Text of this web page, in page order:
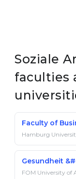
Soziale
faculties
Faculty of
Hamburg
Gesundheit
FOM University of